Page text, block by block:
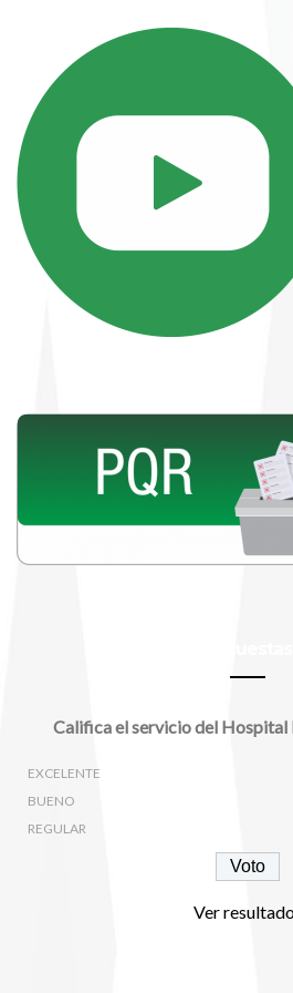
Califica el servicio del Hospital
EXCELENTE
BUENO
REGULAR
Ver